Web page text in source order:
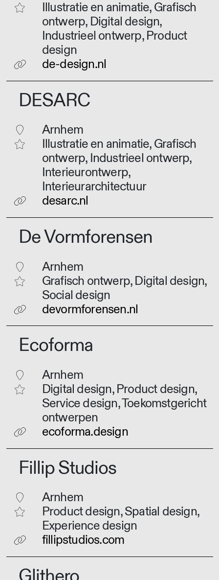
Illustratie en animatie, Grafisch
ontwerp, Digital design,
Industrieel ontwerp, Product
design
de-design.nl
DESARC
Arnhem
Illustratie en animatie, Grafisch
ontwerp, Industrieel ontwerp,
Interieurontwerp,
Interieurarchitectuur
desarc.nl
De Vormforensen
Arnhem
Grafisch ontwerp, Digital design,
Social design
devormforensen.nl
Ecoforma
Arnhem
Digital design, Product design,
Service design, Toekomstgericht
ontwerpen
ecoforma.design
Fillip Studios
Arnhem
Product design, Spatial design,
Experience design
fillipstudios.com